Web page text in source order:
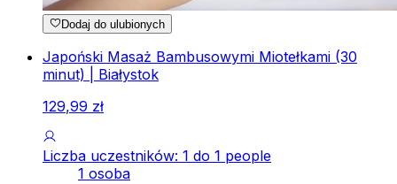
Dodaj do ulubionych
Japoński Masaż Bambusowymi Miotełkami (30
minut) | Białystok
129,99 zł
Liczba uczestników: 1 do 1 people
1 osoba